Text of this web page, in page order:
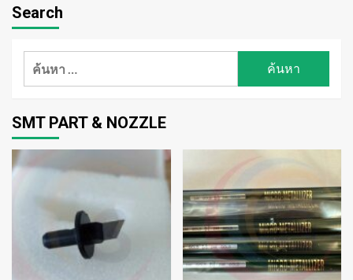
Search
ค้นหา
SMT PART & NOZZLE